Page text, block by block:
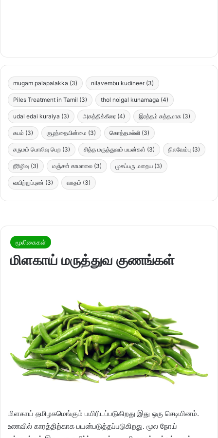
mugam palapalakka (3) nilavembu kudineer (3)
Piles Treatment in Tamil (3) thol noigal kunamaga (4)
udal edai kuraiya (3) அகத்திக்கீரை (4) இரத்தம் சுத்தமாக (3)
கபம் (3) குழந்தையின்மை (3) கொத்தமல்லி (3)
சருமம் பொலிவு பெற (3) சித்த மருத்துவம் பயன்கள் (3) நிலவேம்பு (3)
நீரிழிவு (3) மஞ்சள் காமாலை (3) முகப்பரு மறைய (3)
வயிற்றுப்புண் (3) வாதம் (3)